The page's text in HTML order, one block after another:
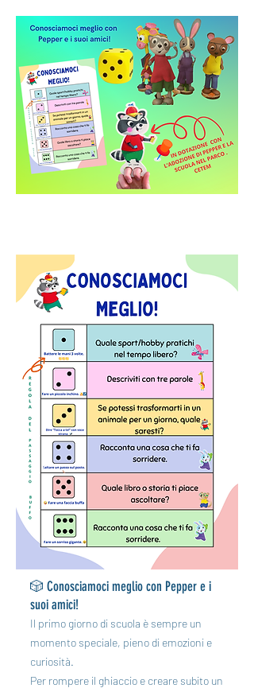
🎲 Conosciamoci meglio con Pepper e i
suoi amici!
Il primo giorno di scuola è sempre un
momento speciale, pieno di emozioni e
curiosità.
Per rompere il ghiaccio e creare subito un